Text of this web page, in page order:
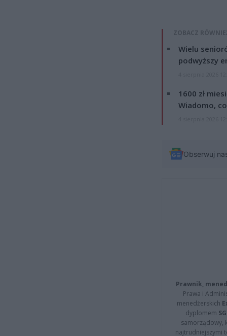
ZOBACZ
Wielu
podwyższy
1600 zł
Wiadomo,
Obserwuj
Prawnik,
Prawa i
menedżerskich
dyplomem
samorządowy,
najtrudniejszymi